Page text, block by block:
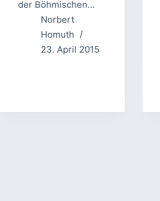
der Böhmischen…
Norbert
Homuth
23. April 2015